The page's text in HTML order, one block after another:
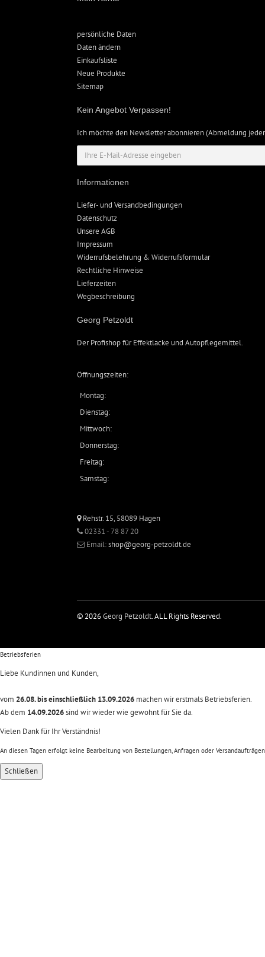
persönliche Daten
Daten ändern
Einkaufsliste
Neue Produkte
Sitemap
Kein Angebot Verpassen!
Ich möchte den Newsletter abonnieren (Abmeldung
Informationen
Liefer- und Versandbedingungen
Datenschutz
Unsere AGB
Impressum
Widerrufsbelehrung & Widerrufsformular
Rechtliche Hinweise
Lieferzeiten
Wegbeschreibung
Georg Petzoldt
Der Profishop fürEffektlacke und Autopflegemittel.
Öffnungszeiten:
Montag:
Dienstag:
Mittwoch:
Donnerstag:
Freitag:
Samstag:
Rehstr. 15, 58089 Hagen
02331 - 78 87 20
Email:shop@georg-petzoldt.de
© 2026Georg Petzoldt. ALL Rights Reserved.
Betriebsferien
Liebe Kundinnen und Kunden,
vom 26.08. bis einschließlich 13.09.2026 machen wir erstmals Betriebsferien.
Ab dem 14.09.2026sind wir wieder wie gewohnt für Sie da.
Vielen Dank für Ihr Verständnis!
An diesen Tagen erfolgt keine Bearbeitung von Bestellungen, Anfragen oder
Schließen